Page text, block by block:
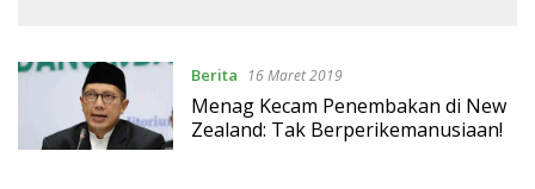
Berita 16 Maret 2019
Menag Kecam Penembakan di New
Zealand: Tak Berperikemanusiaan!